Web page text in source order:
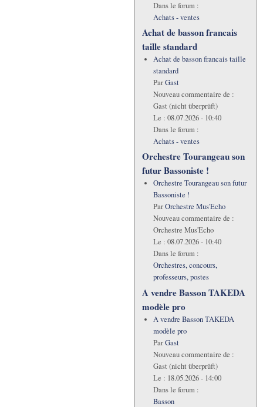
Dans le forum :
Achats - ventes
Achat de basson francais
taille standard
Achat de basson francais taille
standard
ParGast
Nouveau commentaire de :
Gast (nicht überprüft)
Le : 08.07.2026 - 10:40
Dans le forum :
Achats - ventes
Orchestre Tourangeau son
futur Bassoniste !
Orchestre Tourangeau son futur
Bassoniste !
ParOrchestre Mus'Echo
Nouveau commentaire de :
Orchestre Mus'Echo
Le : 08.07.2026 - 10:40
Dans le forum :
Orchestres, concours,
professeurs, postes
A vendre Basson TAKEDA
modèle pro
A vendre Basson TAKEDA
modèle pro
ParGast
Nouveau commentaire de :
Gast (nicht überprüft)
Le : 18.05.2026 - 14:00
Dans le forum :
Basson